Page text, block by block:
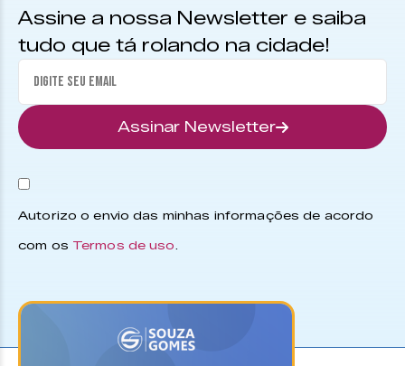
Assine a nossa Newsletter e saiba
tudo que tá rolando na cidade!
Assinar Newsletter
Autorizo o envio das minhas informações de acordo
com os Termos de uso.